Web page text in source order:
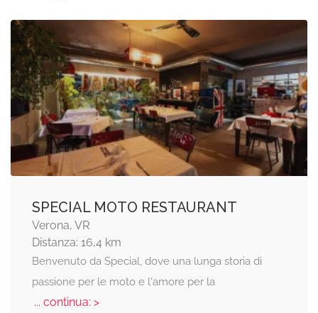
SPECIAL MOTO RESTAURANT
Verona, VR
Distanza: 16,4 km
Benvenuto da Special, dove una lunga storia di
passione per le moto e l'amore per la
... continua: >